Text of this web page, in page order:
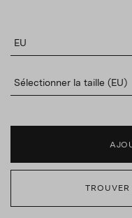
EU
Sélectionner la taille (EU)